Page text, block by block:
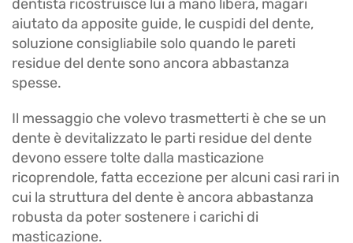
dentista ricostruisce lui a mano libera, magari
aiutato da apposite guide, le cuspidi del dente,
soluzione consigliabile solo quando le pareti
residue del dente sono ancora abbastanza
spesse.
Il messaggio che volevo trasmetterti è che se un
dente è devitalizzato le parti residue del dente
devono essere tolte dalla masticazione
ricoprendole, fatta eccezione per alcuni casi rari in
cui la struttura del dente è ancora abbastanza
robusta da poter sostenere i carichi di
masticazione.